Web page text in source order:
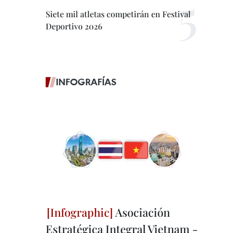
Siete mil atletas competirán en Festival
Deportivo 2026
INFOGRAFÍAS
Asociación
Estratégica Integral Vietnam -